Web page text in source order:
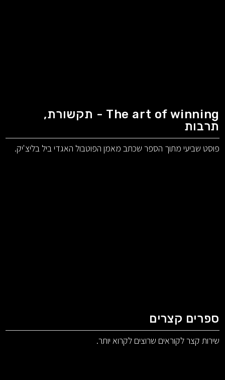
The art of winning - תקשורת,
תרבות
פוסט שביעי מתוך הספר שכתב מאמן הפוטבול האגדי ביל בליצ'יק.
ספרים קצרים
שירות קצר לקוראים שרוצים לקרוא יותר.